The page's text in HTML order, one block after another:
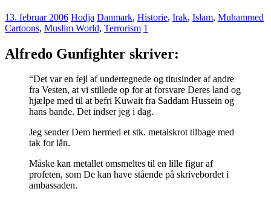
13. februar 2006 Hodja Danmark, Historie, Irak, Islam, Muhammed
Cartoons, Muslim World, Terrorism 1
Alfredo Gunfighter skriver:
“Det var en fejl af undertegnede og titusinder af andre
fra Vesten, at vi stillede op for at forsvare Deres land og
hjælpe med til at befri Kuwait fra Saddam Hussein og
hans bande. Det indser jeg i dag.
Jeg sender Dem hermed et stk. metalskrot tilbage med
tak for lån.
Måske kan metallet omsmeltes til en lille figur af
profeten, som De kan have stående på skrivebordet i
ambassaden.